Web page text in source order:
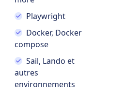
Playwright
Docker, Docker
compose
Sail, Lando et
autres
environnements